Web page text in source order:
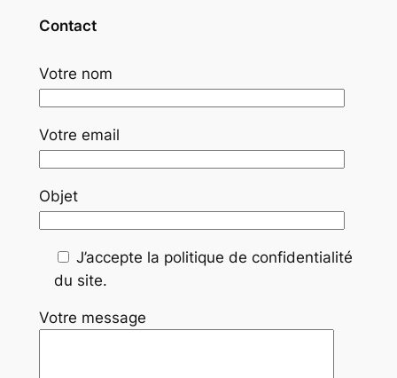
Contact
Votre nom
Votre email
Objet
J’accepte la politique de confidentialité
du site.
Votre message